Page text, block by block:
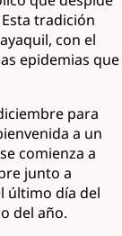
tradición
con el
epidemias que
para
a un
comienza a
junto a
último día del
del año.